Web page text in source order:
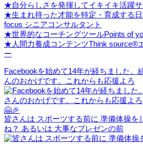
★自分らしさを発揮してイキイキ活躍サ
★生まれ持った才能を特定・育成する
focus シニアコンサルタント
★世界的なコーチングツールPoints of
★人間力養成コンテンツThink source®
ー
Facebookを始めて14年が経ちました。
んのおかげです。これからも応援よろ
皆さんは スポーツする前に 準備体操を
ね？ あるいは 大事なプレゼンの前